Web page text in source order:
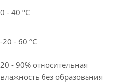
0 - 40 ºC
-20 - 60 ºC
20 - 90% относительная
влажность без образования